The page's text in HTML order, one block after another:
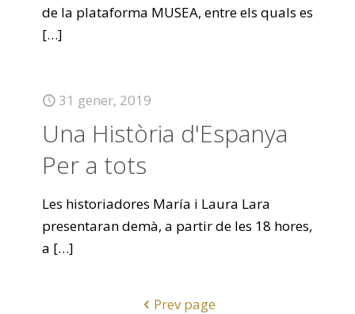
de la plataforma MUSEA, entre els quals es
[…]
31 gener, 2019
Una Història d'Espanya
Per a tots
Les historiadores María i Laura Lara
presentaran demà, a partir de les 18 hores,
a […]
Prev page